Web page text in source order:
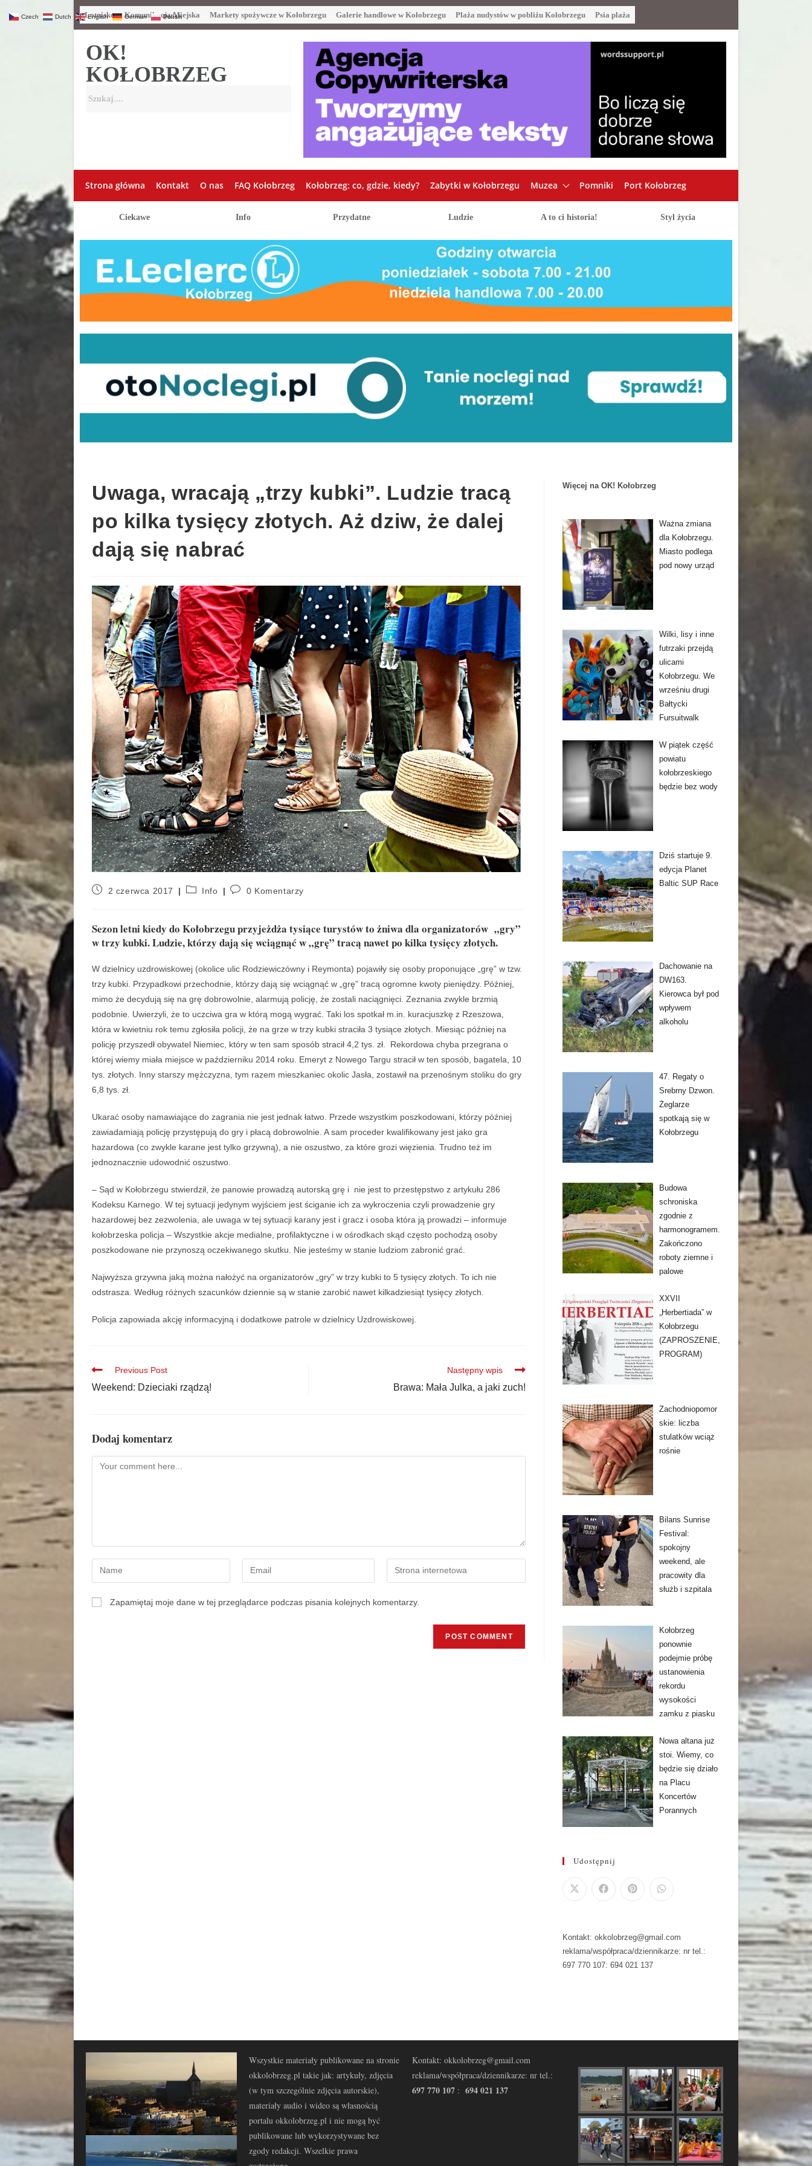
Lotnisko Komunikacja Miejska Markety spożywcze w Kołobrzegu Galerie handlowe w Kołobrzegu Plaża nudystów w pobliżu Kołobrzegu Psia plaża
OK!
KOŁOBRZEG
Strona główna Kontakt O nas FAQ Kołobrzeg Kołobrzeg: co, gdzie, kiedy? Zabytki w Kołobrzegu Muzea Pomniki Port Kołobrzeg
Ciekawe Info Przydatne Ludzie A to ci historia! Styl życia
Uwaga, wracają „trzy kubki”. Ludzie tracą
po kilka tysięcy złotych. Aż dziw, że dalej
dają się nabrać
2 czerwca 2017 Info 0 Komentarzy
Sezon letni kiedy do Kołobrzegu przyjeżdża tysiące turystów to żniwa dla organizatorów „gry”
w trzy kubki. Ludzie, którzy dają się wciągnąć w „grę” tracą nawet po kilka tysięcy złotych.
W dzielnicy uzdrowiskowej (okolice ulic Rodziewiczówny i Reymonta) pojawiły się osoby proponujące „grę” w tzw.
trzy kubki. Przypadkowi przechodnie, którzy dają się wciągnąć w „grę” tracą ogromne kwoty pieniędzy. Później,
mimo że decydują się na grę dobrowolnie, alarmują policję, że zostali naciągnięci. Zeznania zwykle brzmią
podobnie. Uwierzyli, że to uczciwa gra w którą mogą wygrać. Taki los spotkał m.in. kuracjuszkę z Rzeszowa,
która w kwietniu rok temu zgłosiła policji, że na grze w trzy kubki straciła 3 tysiące złotych. Miesiąc później na
policję przyszedł obywatel Niemiec, który w ten sam sposób stracił 4,2 tys. zł. Rekordowa chyba przegrana o
której wiemy miała miejsce w październiku 2014 roku. Emeryt z Nowego Targu stracił w ten sposób, bagatela, 10
tys. złotych. Inny starszy mężczyzna, tym razem mieszkaniec okolic Jasła, zostawił na przenośnym stoliku do gry
6,8 tys. zł.
Ukarać osoby namawiające do zagrania nie jest jednak łatwo. Przede wszystkim poszkodowani, którzy później
zawiadamiają policję przystępują do gry i płacą dobrowolnie. A sam proceder kwalifikowany jest jako gra
hazardowa (co zwykle karane jest tylko grzywną), a nie oszustwo, za które grozi więzienia. Trudno też im
jednoznacznie udowodnić oszustwo.
– Sąd w Kołobrzegu stwierdził, że panowie prowadzą autorską grę i nie jest to przestępstwo z artykułu 286
Kodeksu Karnego. W tej sytuacji jedynym wyjściem jest ściganie ich za wykroczenia czyli prowadzenie gry
hazardowej bez zezwolenia, ale uwaga w tej sytuacji karany jest i gracz i osoba która ją prowadzi – informuje
kołobrzeska policja – Wszystkie akcje medialne, profilaktyczne i w ośrodkach skąd często pochodzą osoby
poszkodowane nie przynoszą oczekiwanego skutku. Nie jesteśmy w stanie ludziom zabronić grać.
Najwyższa grzywna jaką można nałożyć na organizatorów „gry” w trzy kubki to 5 tysięcy złotych. To ich nie
odstrasza. Według różnych szacunków dziennie są w stanie zarobić nawet kilkadziesiąt tysięcy złotych.
Policja zapowiada akcję informacyjną i dodatkowe patrole w dzielnicy Uzdrowiskowej.
Previous Post
Weekend: Dzieciaki rządzą!
Następny wpis
Brawa: Mała Julka, a jaki zuch!
Dodaj komentarz
Zapamiętaj moje dane w tej przeglądarce podczas pisania kolejnych komentarzy.
Więcej na OK! Kołobrzeg
Ważna zmiana
dla Kołobrzegu.
Miasto podlega
pod nowy urząd
Wilki, lisy i inne
futrzaki przejdą
ulicami
Kołobrzegu. We
wrześniu drugi
Bałtycki
Fursuitwalk
W piątek część
powiatu
kołobrzeskiego
będzie bez wody
Dziś startuje 9.
edycja Planet
Baltic SUP Race
Dachowanie na
DW163.
Kierowca był pod
wpływem
alkoholu
47. Regaty o
Srebrny Dzwon.
Żeglarze
spotkają się w
Kołobrzegu
Budowa
schroniska
zgodnie z
harmonogramem.
Zakończono
roboty ziemne i
palowe
XXVII
„Herbertiada” w
Kołobrzegu
(ZAPROSZENIE,
PROGRAM)
Zachodniopomor
skie: liczba
stulatków wciąż
rośnie
Bilans Sunrise
Festival:
spokojny
weekend, ale
pracowity dla
służb i szpitala
Kołobrzeg
ponownie
podejmie próbę
ustanowienia
rekordu
wysokości
zamku z piasku
Nowa altana już
stoi. Wiemy, co
będzie się działo
na Placu
Koncertów
Porannych
Udostępnij
Kontakt: okkolobrzeg@gmail.com
reklama/współpraca/dziennikarze: nr tel.:
697 770 107: 694 021 137
Wszystkie materiały publikowane na stronie
okkolobrzeg.pl takie jak: artykuły, zdjęcia
(w tym szczególnie zdjęcia autorskie),
materiały audio i wideo są własnością
portalu okkolobrzeg.pl i nie mogą być
publikowane lub wykorzystywane bez
zgody redakcji. Wszelkie prawa
Kontakt: okkolobrzeg@gmail.com
reklama/współpraca/dziennikarze: nr tel.:
697 770 107 : 694 021 137
Czech Dutch English German Polish